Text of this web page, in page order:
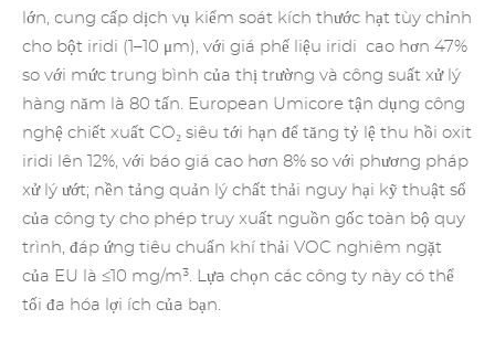
lớn, cung cấp dịch vụ kiểm soát kích thước hạt tùy chỉnh
cho bột iridi (1–10 μm), với giá phế liệu iridi cao hơn 47%
so với mức trung bình của thị trường và công suất xử lý
hàng năm là 80 tấn. European Umicore tận dụng công
nghệ chiết xuất CO₂ siêu tới hạn để tăng tỷ lệ thu hồi oxit
iridi lên 12%, với báo giá cao hơn 8% so với phương pháp
xử lý ướt; nền tảng quản lý chất thải nguy hại kỹ thuật số
của công ty cho phép truy xuất nguồn gốc toàn bộ quy
trình, đáp ứng tiêu chuẩn khí thải VOC nghiêm ngặt
của EU là ≤10 mg/m³. Lựa chọn các công ty này có thể
tối đa hóa lợi ích của bạn.